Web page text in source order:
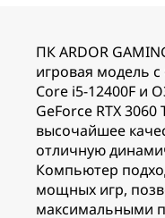
ПК ARDOR
игровая модель
Core i5-12400F и
GeForce RTX
высочайшее
отличную
Компьютер
мощных игр,
максимальными